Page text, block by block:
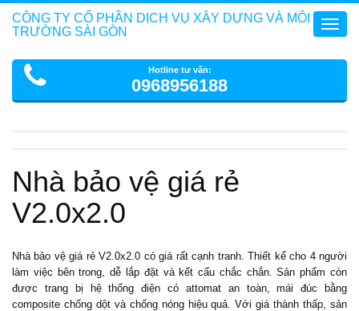
CÔNG TY CỔ PHẦN DỊCH VỤ XÂY DỰNG VÀ MÔI
TRƯỜNG SÀI GÒN
Hotline tư vấn:
0968956188
Nhà bảo vệ giá rẻ
V2.0x2.0
Nhà bảo vệgiá rẻ V2.0x2.0 có giá rất cạnh tranh. Thiết kế cho 4 người
làm việc bên trong, dễ lắp đặt và kết cấu chắc chắn. Sản phẩm còn
được trang bị hệ thống điện có attomat an toàn, mái đúc bằng
composite chống dột và chống nóng hiệu quả. Với giá thành thấp, sản